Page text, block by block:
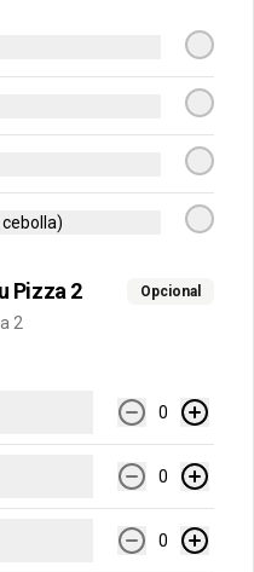
con nuestra deliciosa masa
Cinnamon
rolls glaseados recién
de cinnamon.
Arequipe
rolls glaseados recién
Pizza 2 Opcional
2
0
0
0